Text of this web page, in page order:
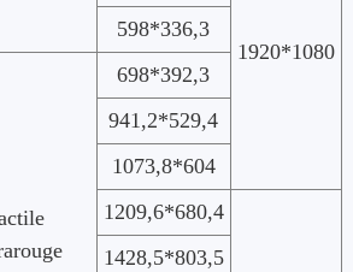
1920*1080
598*336,3
698*392,3
941,2*529,4
1073,8*604
1209,6*680,4
1428,5*803,5